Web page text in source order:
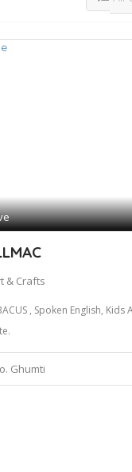
& Crafts
, Spoken English,
Ghumti